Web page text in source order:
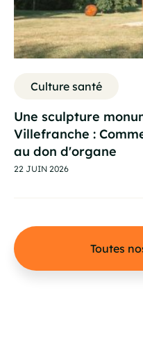
Toutes
Culture santé
Une sculpture
Villefranche :
au don d'organe
22 JUIN 2026